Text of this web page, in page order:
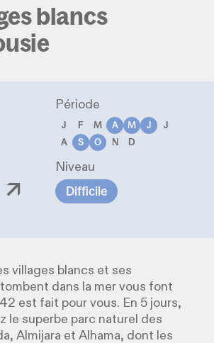
blancs
↗
Période
J
F M A M J
J
A
S O N
D
Niveau
Difficile
villages blancs et ses
dans la mer vous font
est fait pour vous. En 5 jours,
le superbe parc naturel des
Almijara et Alhama, dont les